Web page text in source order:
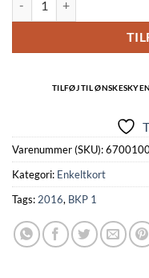
TILFØJ TIL ØNSKESKYEN
Varenummer (SKU):
Kategori: Enkeltkort
Tags: 2016, BKP 1